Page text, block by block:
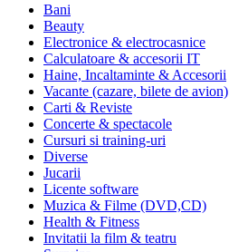
Bani
Beauty
Electronice & electrocasnice
Calculatoare & accesorii IT
Haine, Incaltaminte & Accesorii
Vacante (cazare, bilete de avion)
Carti & Reviste
Concerte & spectacole
Cursuri si training-uri
Diverse
Jucarii
Licente software
Muzica & Filme (DVD,CD)
Health & Fitness
Invitatii la film & teatru